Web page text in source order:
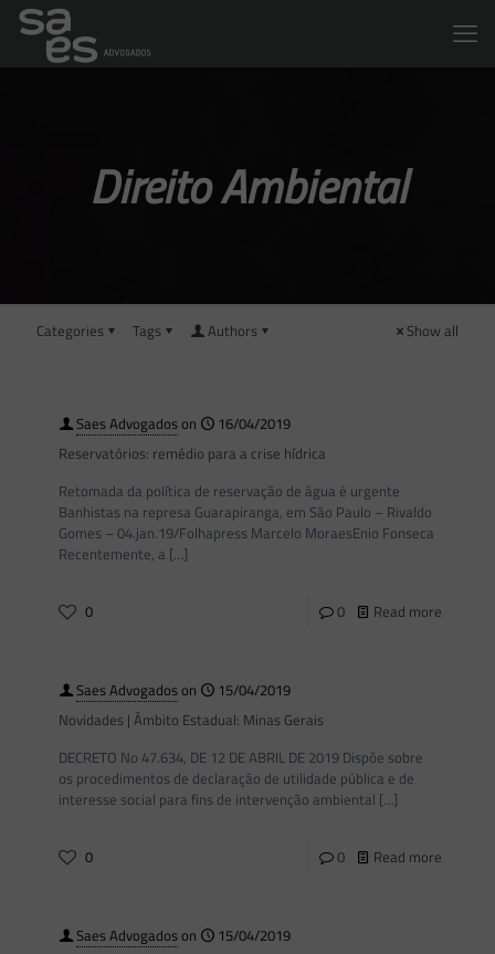
Direito Ambiental
Categories Tags Authors Show all
Saes Advogadoson
16/04/2019
Reservatórios: remédio para a crise hídrica
Retomada da política de reservação de água é urgente
Banhistas na represa Guarapiranga, em São Paulo – Rivaldo
Gomes – 04.jan.19/Folhapress Marcelo MoraesEnio Fonseca
Recentemente, a […]
0 0 Read more
Saes Advogadoson
15/04/2019
Novidades | Âmbito Estadual: Minas Gerais
DECRETO No 47.634, DE 12 DE ABRIL DE 2019 Dispõe sobre
os procedimentos de declaração de utilidade pública e de
interesse social para fins de intervenção ambiental […]
0 0 Read more
Saes Advogadoson
15/04/2019